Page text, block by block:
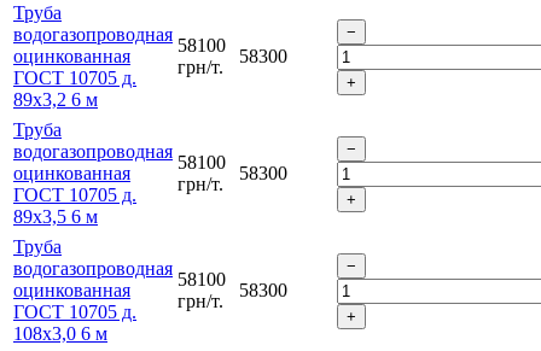
Труба
водогазопроводная
оцинкованная
ГОСТ 10705 д.
89х3,2 6 м
58100
грн/т.
58300
Труба
водогазопроводная
оцинкованная
ГОСТ 10705 д.
89х3,5 6 м
58100
грн/т.
58300
Труба
водогазопроводная
оцинкованная
ГОСТ 10705 д.
108х3,0 6 м
58100
грн/т.
58300